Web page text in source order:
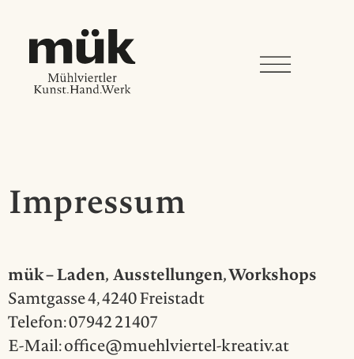
Impressum
mük – Laden, Ausstellungen, Workshops
Samtgasse 4, 4240 Freistadt
Telefon: 07942 21407
E-Mail: office@muehlviertel-kreativ.at